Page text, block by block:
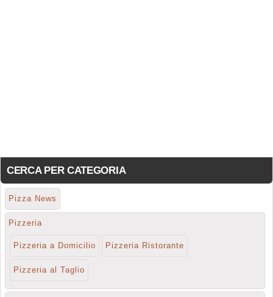
CERCA PER CATEGORIA
Pizza News
Pizzeria
Pizzeria a Domicilio Pizzeria Ristorante
Pizzeria al Taglio